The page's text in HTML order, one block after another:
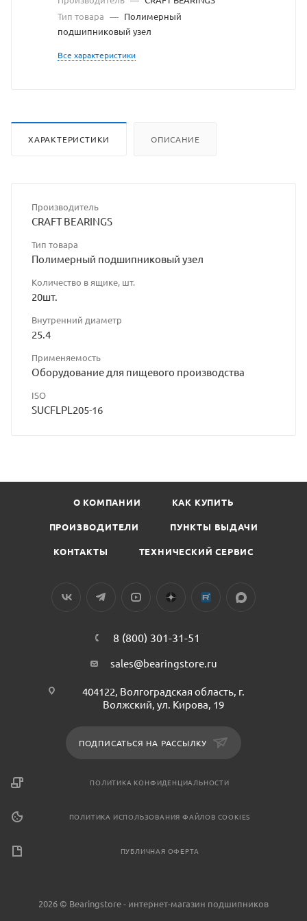
разрешения
владельца
сайта
Тип товара — Полимерный
подшипниковый узел
Все характеристики
ХАРАКТЕРИСТИКИ ОПИСАНИЕ
Производитель
CRAFT BEARINGS
Тип товара
Полимерный подшипниковый узел
Количество в ящике, шт.
20шт.
Внутренний диаметр
25.4
Применяемость
Оборудование для пищевого производства
ISO
SUCFLPL205-16
О КОМПАНИИ КАК КУПИТЬ
ПРОИЗВОДИТЕЛИ ПУНКТЫ ВЫДАЧИ
КОНТАКТЫ ТЕХНИЧЕСКИЙ СЕРВИС
8 (800) 301-31-51
sales@bearingstore.ru
404122, Волгоградская область, г.
Волжский, ул. Кирова, 19
ПОДПИСАТЬСЯ НА РАССЫЛКУ
ПОЛИТИКА КОНФИДЕНЦИАЛЬНОСТИ
ПОЛИТИКА ИСПОЛЬЗОВАНИЯ ФАЙЛОВ COOKIES
ПУБЛИЧНАЯ ОФЕРТА
2026 © Bearingstore - интернет-магазин подшипников